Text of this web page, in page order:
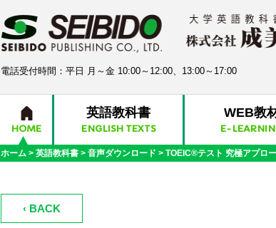
電話受付時間：平日 月～金 10:00～12:00、13:00～17:00
HOME
英語教科書
ENGLISH TEXTS
WEB教
E-
ホーム > 英語教科書 > 音声ダウンロード > TOEIC®テスト 究極アプロ
‹ BACK